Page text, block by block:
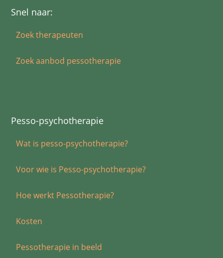
Snel naar:
Zoek therapeuten
Zoek aanbod pessotherapie
Pesso-psychotherapie
Wat is pesso-psychotherapie?
Voor wie is Pesso-psychotherapie?
Hoe werkt Pessotherapie?
Kosten
Pessotherapie in beeld